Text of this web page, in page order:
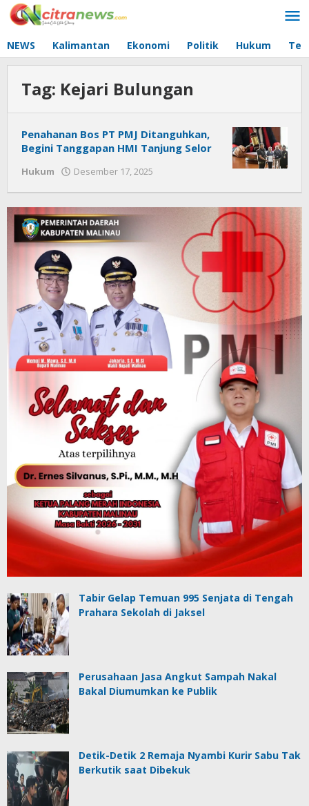
Lewati
ke
NEWS Kalimantan Ekonomi Politik Hukum
Tag: Kejari Bulungan
Penahanan Bos PT PMJ Ditanguhkan,
Begini Tanggapan HMI Tanjung Selor
Hukum Desember 17, 2025
Tabir Gelap Temuan 995 Senjata di Tengah
Prahara Sekolah di Jaksel
Perusahaan Jasa Angkut Sampah Nakal
Bakal Diumumkan ke Publik
Detik-Detik 2 Remaja Nyambi Kurir Sabu Tak
Berkutik saat Dibekuk